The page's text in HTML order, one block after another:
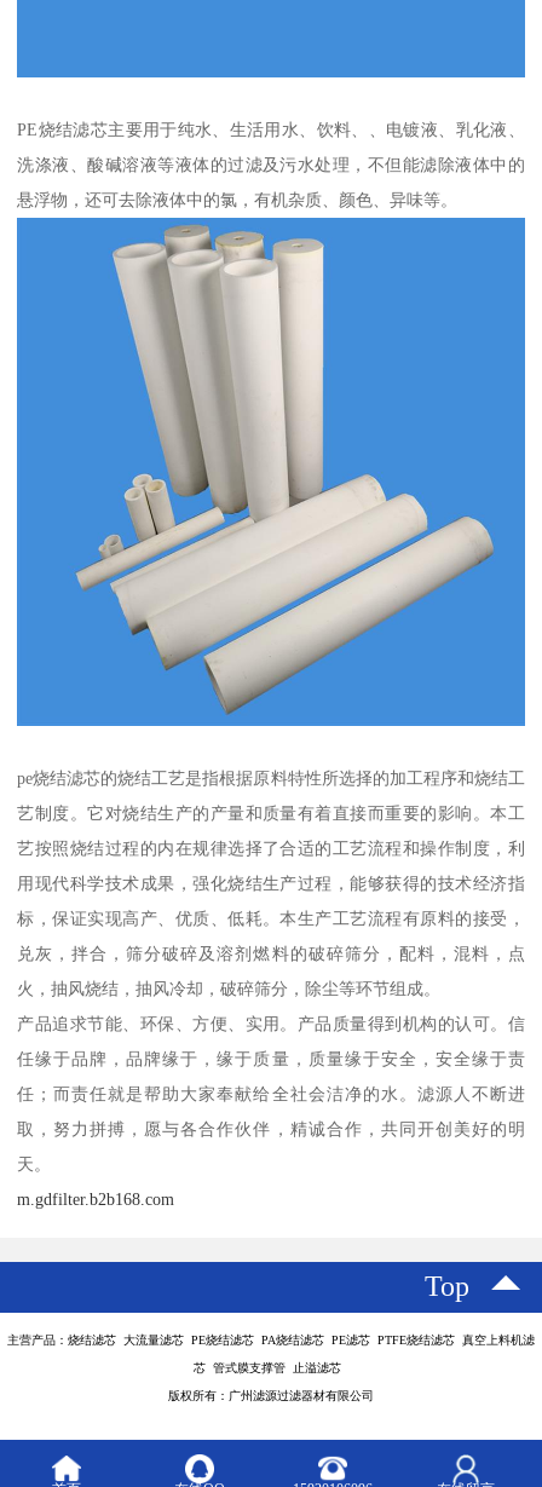
PE烧结滤芯主要用于纯水、生活用水、饮料、、电镀液、乳化液、
洗涤液、酸碱溶液等液体的过滤及污水处理，不但能滤除液体中的
悬浮物，还可去除液体中的氯，有机杂质、颜色、异味等。
pe烧结滤芯的烧结工艺是指根据原料特性所选择的加工程序和烧结工
艺制度。它对烧结生产的产量和质量有着直接而重要的影响。本工
艺按照烧结过程的内在规律选择了合适的工艺流程和操作制度，利
用现代科学技术成果，强化烧结生产过程，能够获得的技术经济指
标，保证实现高产、优质、低耗。本生产工艺流程有原料的接受，
兑灰，拌合，筛分破碎及溶剂燃料的破碎筛分，配料，混料，点
火，抽风烧结，抽风冷却，破碎筛分，除尘等环节组成。
产品追求节能、环保、方便、实用。产品质量得到机构的认可。信
任缘于品牌，品牌缘于，缘于质量，质量缘于安全，安全缘于责
任；而责任就是帮助大家奉献给全社会洁净的水。滤源人不断进
取，努力拼搏，愿与各合作伙伴，精诚合作，共同开创美好的明
天。
m.gdfilter.b2b168.com
Top
主营产品：烧结滤芯 大流量滤芯 PE烧结滤芯 PA烧结滤芯 PE滤芯 PTFE烧结滤芯 真空上料机滤
芯 管式膜支撑管 止溢滤芯
版权所有：广州滤源过滤器材有限公司